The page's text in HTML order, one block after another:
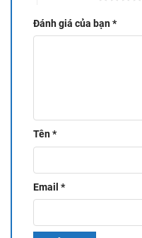
Đánh giá của bạn*
Tên*
Email *